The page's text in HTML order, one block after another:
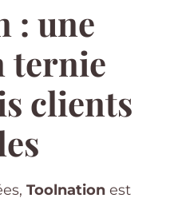
: une
ternie
clients
Toolnation est